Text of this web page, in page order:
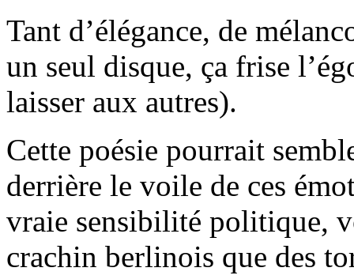
Tant d’élégance, de
un seul disque, ça frise
laisser aux autres).
Cette poésie pourrait
derrière le voile de ces
vraie sensibilité politique,
crachin berlinois que des